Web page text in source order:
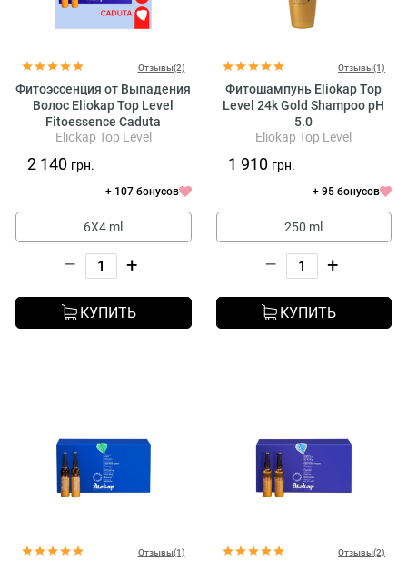
Отзывы(2)
Фитоэссенция от Выпадения
Волос Eliokap Top Level
Fitoessence Caduta
Eliokap Top Level
2 140 грн.
+ 107 бонусов
6X4 ml
– +
КУПИТЬ
Отзывы(1)
Фитошампунь Eliokap Top
Level 24k Gold Shampoo pH
5.0
Eliokap Top Level
1 910 грн.
+ 95 бонусов
250 ml
– +
КУПИТЬ
Отзывы(1) Отзывы(2)